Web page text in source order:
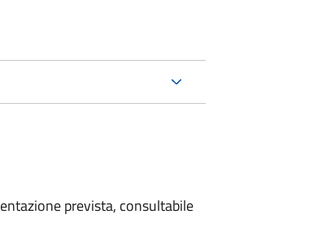
prevista, consultabile